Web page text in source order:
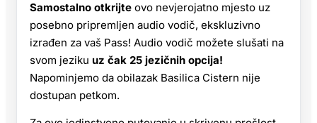
Samostalno otkrijte ovo nevjerojatno mjesto uz
posebno pripremljen audio vodič, ekskluzivno
izrađen za vaš Pass! Audio vodič možete slušati na
svom jeziku uz čak 25 jezičnih opcija!
Napominjemo da obilazak Basilica Cistern nije
dostupan petkom.